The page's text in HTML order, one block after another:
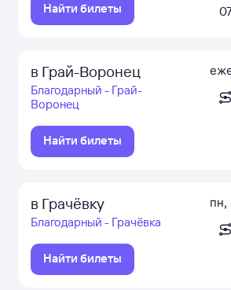
Найти билеты
в Грай-Воронец
Благодарный - Грай-
Воронец
Найти билеты
в Грачёвку
Благодарный - Грачёвка
Найти билеты
пн,